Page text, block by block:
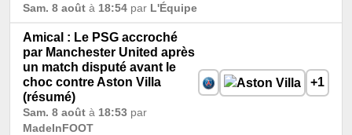
Sam. 8 août à 18:54 par L'Équipe
Amical : Le PSG accroché
par Manchester United après
un match disputé avant le
choc contre Aston Villa
(résumé)
Sam. 8 août à 18:53 par
MadeInFOOT
+1